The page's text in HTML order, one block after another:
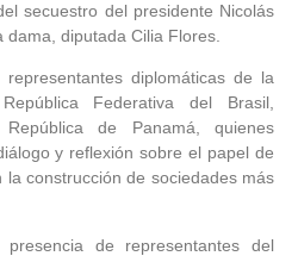
secuestro del presidente Nicolás
diputada Cilia Flores.
diplomáticas de la
Federativa del Brasil,
de Panamá, quienes
y reflexión sobre el papel de
construcción de sociedades más
de representantes del